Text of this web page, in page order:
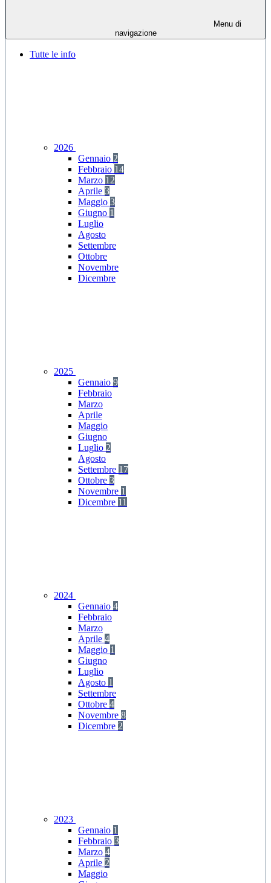
Menu di
navigazione
Tutte le info
2026
Gennaio 2
Febbraio 14
Marzo 12
Aprile 3
Maggio 3
Giugno 1
Luglio
Agosto
Settembre
Ottobre
Novembre
Dicembre
2025
Gennaio 9
Febbraio
Marzo
Aprile
Maggio
Giugno
Luglio 2
Agosto
Settembre 17
Ottobre 3
Novembre 1
Dicembre 11
2024
Gennaio 4
Febbraio
Marzo
Aprile 4
Maggio 1
Giugno
Luglio
Agosto 1
Settembre
Ottobre 4
Novembre 8
Dicembre 2
2023
Gennaio 1
Febbraio 3
Marzo 4
Aprile 2
Maggio